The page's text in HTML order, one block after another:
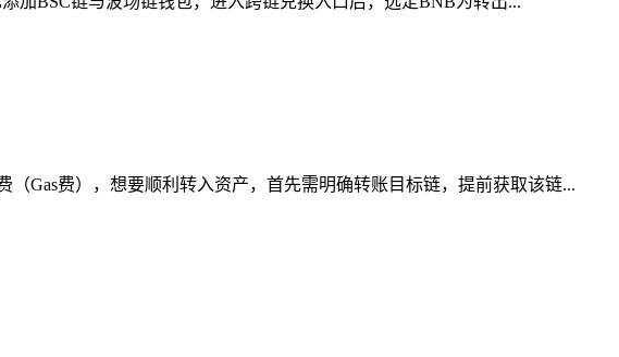
Gas费），想要顺利转入资产，首先需明确转账目标链，提前获取该链...